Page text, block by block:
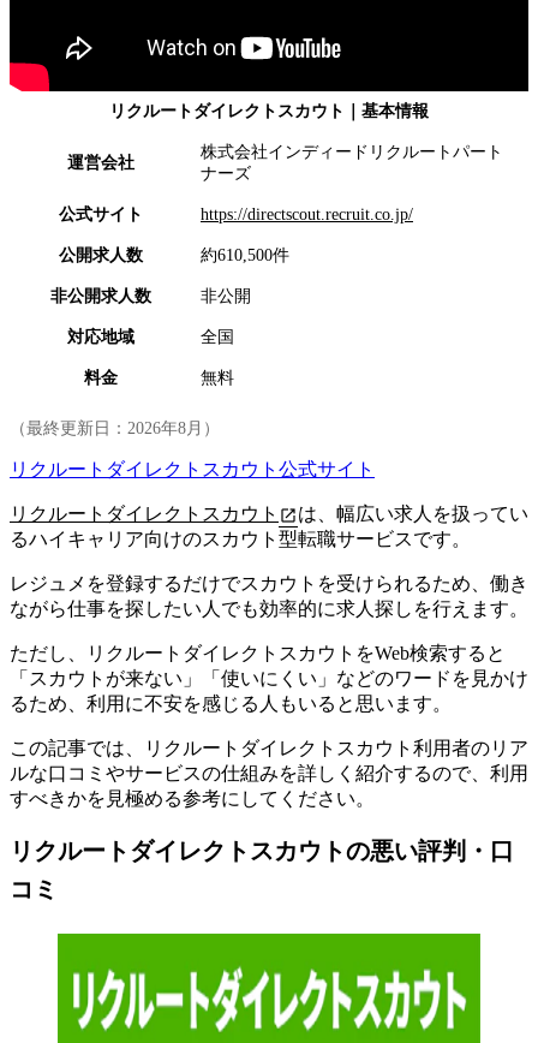
リクルートダイレクトスカウト ｜基本情報
運営会社
株式会社インディードリクルートパート
ナーズ
公式サイト https://directscout.recruit.co.jp/
公開求人数 約610,500件
非公開求人数 非公開
対応地域 全国
料金 無料
（最終更新日： 2026年8月 ）
リクルートダイレクトスカウト公式サイト
リクルートダイレクトスカウト
は、幅広い求人を扱ってい
るハイキャリア向けのスカウト型転職サービスです。
レジュメを登録するだけでスカウトを受けられるため、働き
ながら仕事を探したい人でも効率的に求人探しを行えます。
ただし、リクルートダイレクトスカウトをWeb検索すると
「スカウトが来ない」「使いにくい」などのワードを見かけ
るため、利用に不安を感じる人もいると思います。
この記事では、
リクルートダイレクトスカウト利用者のリア
ルな口コミやサービスの仕組みを詳しく紹介するので、利用
すべきかを見極める参考にしてください。
リクルートダイレクトスカウトの悪い評判・口
コミ